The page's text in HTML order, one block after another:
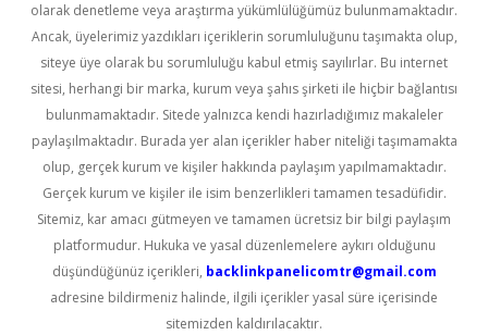
olarak denetleme veya araştırma yükümlülüğümüz bulunmamaktadır.
Ancak, üyelerimiz yazdıkları içeriklerin sorumluluğunu taşımakta olup,
siteye üye olarak bu sorumluluğu kabul etmiş sayılırlar. Bu internet
sitesi, herhangi bir marka, kurum veya şahıs şirketi ile hiçbir bağlantısı
bulunmamaktadır. Sitede yalnızca kendi hazırladığımız makaleler
paylaşılmaktadır. Burada yer alan içerikler haber niteliği taşımamakta
olup, gerçek kurum ve kişiler hakkında paylaşım yapılmamaktadır.
Gerçek kurum ve kişiler ile isim benzerlikleri tamamen tesadüfidir.
Sitemiz, kar amacı gütmeyen ve tamamen ücretsiz bir bilgi paylaşım
platformudur. Hukuka ve yasal düzenlemelere aykırı olduğunu
düşündüğünüz içerikleri, backlinkpanelicomtr@gmail.com
adresine bildirmeniz halinde, ilgili içerikler yasal süre içerisinde
sitemizden kaldırılacaktır.